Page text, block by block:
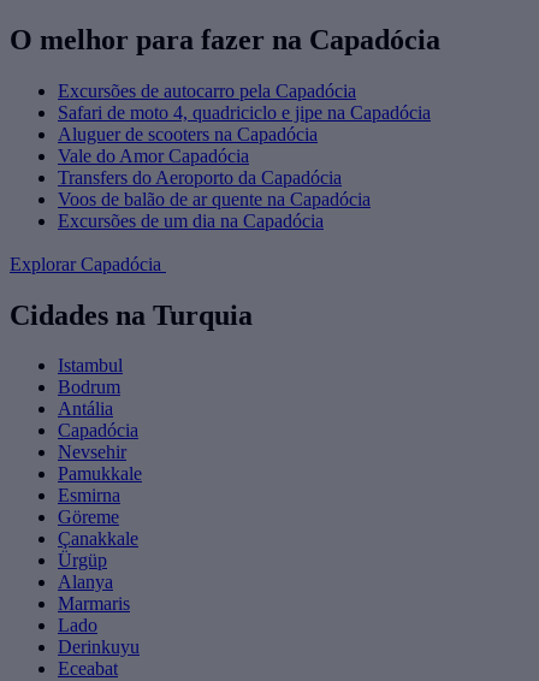
O melhor para fazer na Capadócia
Excursões de autocarro pela Capadócia
Safari de moto 4, quadriciclo e jipe na Capadócia
Aluguer de scooters na Capadócia
Vale do Amor Capadócia
Transfers do Aeroporto da Capadócia
Voos de balão de ar quente na Capadócia
Excursões de um dia na Capadócia
Explorar Capadócia
Cidades na Turquia
Istambul
Bodrum
Antália
Capadócia
Nevsehir
Pamukkale
Esmirna
Göreme
Çanakkale
Ürgüp
Alanya
Marmaris
Lado
Derinkuyu
Eceabat